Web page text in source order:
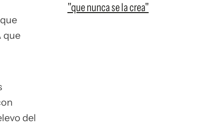
que
del
"que nunca se la crea"